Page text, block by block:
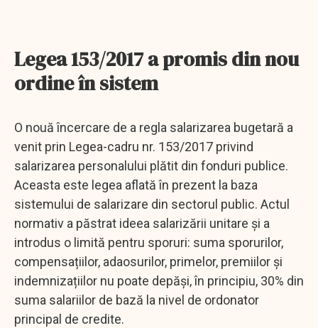
Legea 153/2017 a promis din nou
ordine în sistem
O nouă încercare de a regla salarizarea bugetară a
venit prin Legea-cadru nr. 153/2017 privind
salarizarea personalului plătit din fonduri publice.
Aceasta este legea aflată în prezent la baza
sistemului de salarizare din sectorul public. Actul
normativ a păstrat ideea salarizării unitare și a
introdus o limită pentru sporuri: suma sporurilor,
compensațiilor, adaosurilor, primelor, premiilor și
indemnizațiilor nu poate depăși, în principiu, 30% din
suma salariilor de bază la nivel de ordonator
principal de credite.